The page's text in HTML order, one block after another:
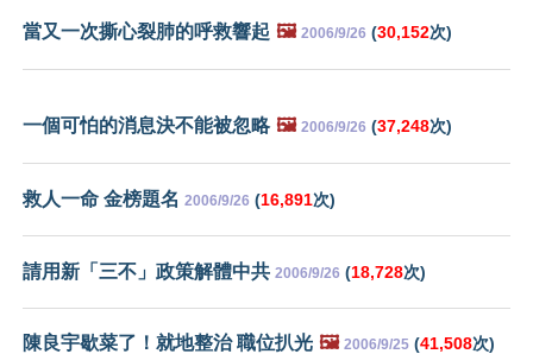
當又一次撕心裂肺的呼救響起 🖼️ 2006/9/26 (30,152次)
一個可怕的消息決不能被忽略 🖼️ 2006/9/26 (37,248次)
救人一命 金榜題名 2006/9/26 (16,891次)
請用新「三不」政策解體中共 2006/9/26 (18,728次)
陳良宇歇菜了！就地整治 職位扒光 🖼️ 2006/9/25 (41,508次)